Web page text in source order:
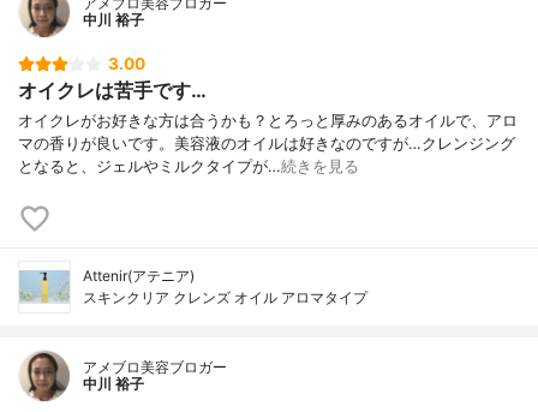
中川 裕子
3.00
オイクレは苦手です…
オイクレがお好きな方は合うかも？とろっと厚みのあるオイルで、アロ
マの香りが良いです。美容液のオイルは好きなのですが…クレンジング
となると、ジェルやミルクタイプが…続きを見る
Attenir(アテニア)
スキンクリア クレンズ オイル アロマタイプ
アメブロ美容ブロガー
中川 裕子